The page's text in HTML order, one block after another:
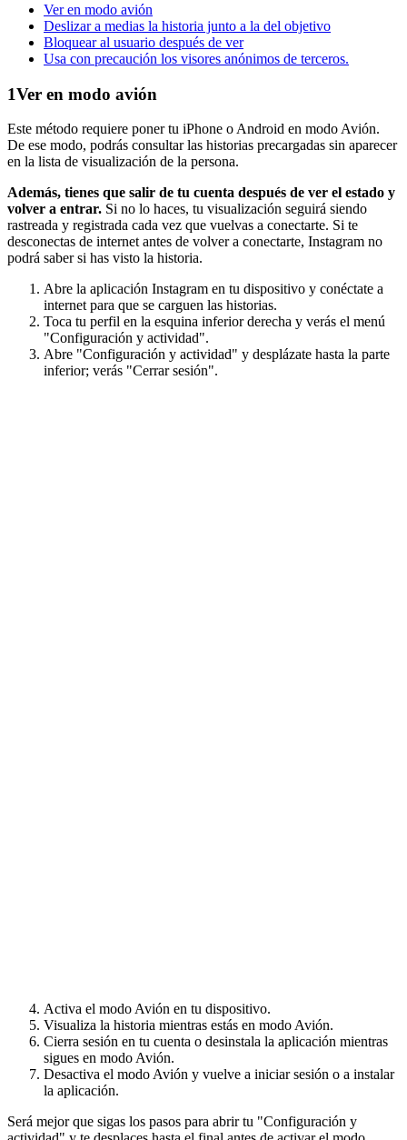
Ver en modo avión
Deslizar a medias la historia junto a la del objetivo
Bloquear al usuario después de ver
Usa con precaución los visores anónimos de terceros.
1Ver en modo avión
Este método requiere poner tu iPhone o Android en modo Avión.
De ese modo, podrás consultar las historias precargadas sin aparecer
en la lista de visualización de la persona.
Además, tienes que salir de tu cuenta después de ver el estado y
volver a entrar. Si no lo haces, tu visualización seguirá siendo
rastreada y registrada cada vez que vuelvas a conectarte. Si te
desconectas de internet antes de volver a conectarte, Instagram no
podrá saber si has visto la historia.
Abre la aplicación Instagram en tu dispositivo y conéctate a
internet para que se carguen las historias.
Toca tu perfil en la esquina inferior derecha y verás el menú
"Configuración y actividad".
Abre "Configuración y actividad" y desplázate hasta la parte
inferior; verás "Cerrar sesión".
Activa el modo Avión en tu dispositivo.
Visualiza la historia mientras estás en modo Avión.
Cierra sesión en tu cuenta o desinstala la aplicación mientras
sigues en modo Avión.
Desactiva el modo Avión y vuelve a iniciar sesión o a instalar
la aplicación.
Será mejor que sigas los pasos para abrir tu "Configuración y